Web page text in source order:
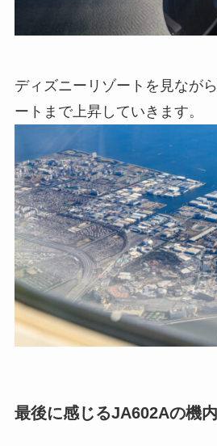
ディズニーリゾートを見なが
ートまで上昇していきます。
最後に感じるJA602Aの機内